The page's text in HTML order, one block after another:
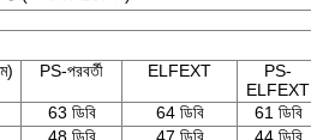
PS-পরবর্তী ELFEXT
PS-
ELFEXT
63 ডিবি 64 ডিবি 61 ডিবি